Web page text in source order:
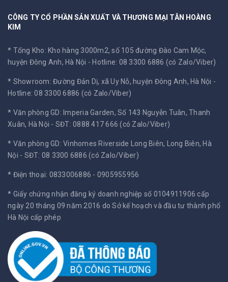
CÔNG TY CỔ PHẦN SẢN XUẤT VÀ THƯƠNG MẠI TÂN HOÀNG
KIM
* Tổng Kho: Kho hàng 3000m2, số 105 đường Đào Cam Mộc,
huyện Đông Anh, Hà Nội - Hotline: 08 3300 6886 (có Zalo/Viber)
* Showroom: Đường Đản Dị, xã Uy Nỗ, huyện Đông Anh, Hà Nội -
Hotline: 08 3300 6886 (có Zalo/Viber)
* Văn phòng GD: Imperia Garden, Số 143 Nguyễn Tuân, Thanh
Xuân, Hà Nội - SĐT: 0888 417 666 (có Zalo/Viber)
* Văn phòng GD: Vinhomes Riverside Long Biên, Long Biên, Hà
Nội - SĐT: 08 3300 6886 (có Zalo/Viber)
* Điện thoại: 0833006886 - 0905955956
* Giấy chứng nhận đăng ký doanh nghiệp số 0104911906 cấp
ngày 20 tháng 09 năm 2016 do Sở kế hoạch và đầu tư thành phố
Hà Nội cấp phép